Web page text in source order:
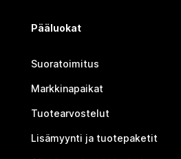
Pääluokat
Suoratoimitus
Markkinapaikat
Tuotearvostelut
Lisämyynti ja tuotepaketit